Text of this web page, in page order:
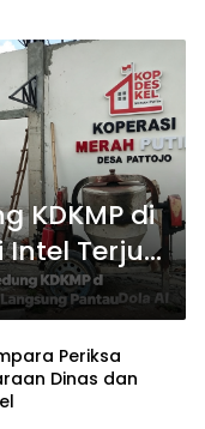
KDKMP di
Intel Terjun
Periksa
Dinas dan